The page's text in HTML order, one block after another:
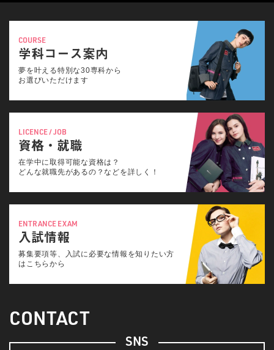
COURSE
学科コース案内
夢を叶える特別な30専科から
お選びいただけます
LICENCE / JOB
資格・就職
在学中に取得可能な資格は？
どんな就職先があるの？などを詳しく！
ENTRANCE EXAM
入試情報
募集要項等、入試に必要な情報を知りたい方
はこちらから
CONTACT
SNS